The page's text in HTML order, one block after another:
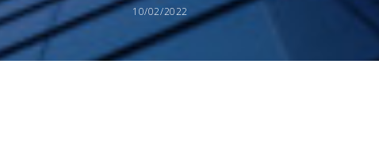
10/02/2022